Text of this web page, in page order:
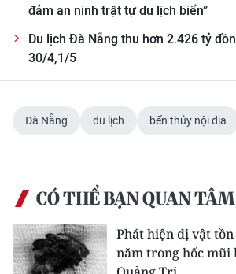
đảm an ninh trật tự du lịch biển”
Du lịch Đà Nẵng thu hơn 2.426 tỷ
30/4,1/5
Đà Nẵng du lịch bến thủy nội địa
CÓ THỂ BẠN QUAN TÂM
Phát hiện dị vật
năm trong hốc mũi